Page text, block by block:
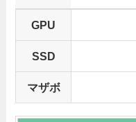
GPU
SSD
マザボ